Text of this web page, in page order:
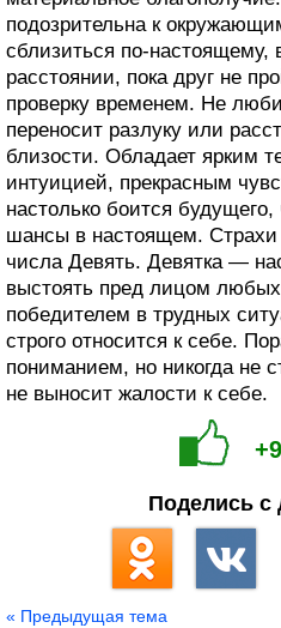
подозрительна к
сблизиться по-настоящему,
расстоянии, пока друг не
проверку временем. Не
переносит разлуку или
близости. Обладает ярким
интуицией, прекрасным
настолько боится будущего,
шансы в настоящем.
числа Девять. Девятка —
выстоять пред лицом
победителем в трудных
строго относится к себе.
пониманием, но никогда не
не выносит жалости к себе.
+9
Поделись с
« Предыдущая тема